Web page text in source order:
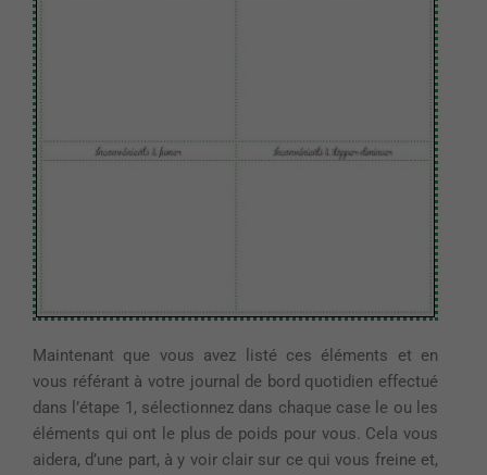
Maintenant que vous avez listé ces éléments et en
vous référant à votre journal de bord quotidien effectué
dans l’étape 1 , sélectionnez dans chaque case le ou les
éléments qui ont le plus de poids pour vous. Cela vous
aidera, d’une part, à y voir clair sur ce qui vous freine et,